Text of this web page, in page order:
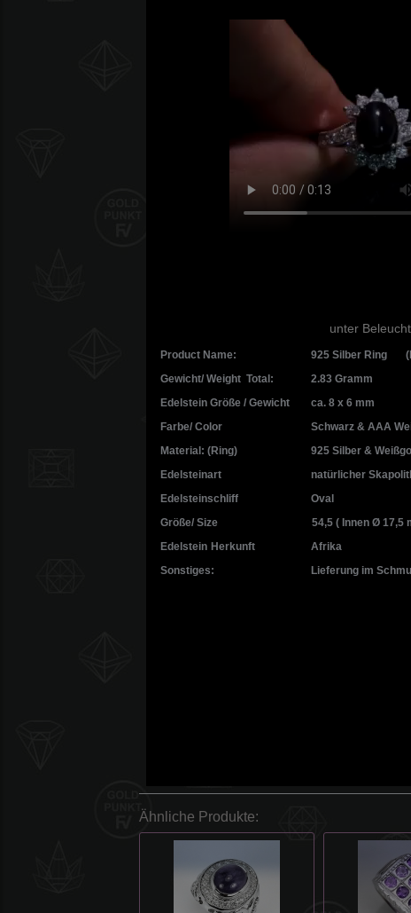
unter
Product Name:
925 Silber Ring
Gewicht/ Weight Total:
2.83 Gramm
Edelstein Größe / Gewicht
ca. 8 x 6 mm
Farbe/ Color
Schwarz & AAA
Material: (Ring)
925 Silber &
Edelsteinart
natürlicher
Edelsteinschliff
Oval
Größe/ Size
54,5 ( Innen Ø 17,5
Edelstein Herkunft
Afrika
Sonstiges:
Lieferung im
Ähnliche Produkte: